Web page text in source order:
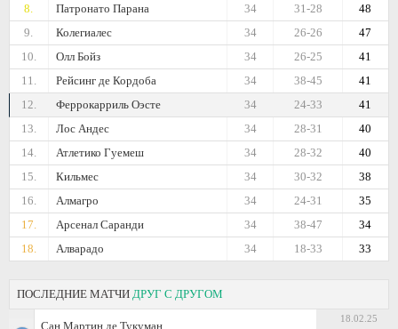
8.
Патронато Парана 48
31-28
34
9.
Колегиалес 47
26-26
34
10.
Олл Бойз 41
26-25
34
11.
Рейсинг де Кордоба 41
38-45
34
12.
Феррокарриль Оэсте 41
24-33
34
13.
Лос Андес 40
28-31
34
14.
Атлетико Гуемеш 40
28-32
34
15.
Кильмес 38
30-32
34
16.
Алмагро 35
24-31
34
17.
Арсенал Саранди 34
38-47
34
18.
Алварадо 33
18-33
34
ПОСЛЕДНИЕ МАТЧИ ДРУГ С ДРУГОМ
Сан Мартин де Тукуман
18.02.25